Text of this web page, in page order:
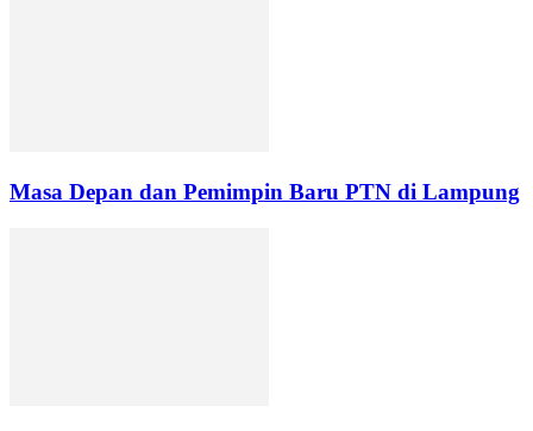
Masa Depan dan Pemimpin Baru PTN di Lampung